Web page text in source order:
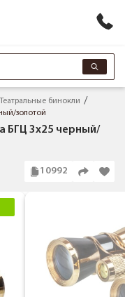
Театральные бинокли
золотой
БГЦ 3x25 черный/
10992